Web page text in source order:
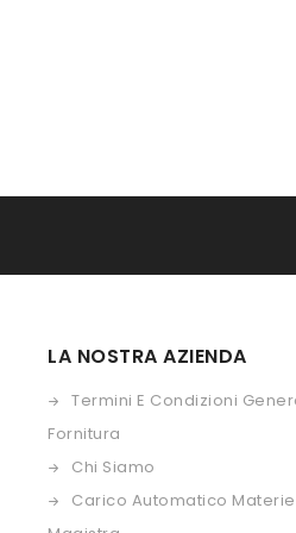
LA NOSTRA AZIENDA
Termini E Condizioni
Fornitura
Chi Siamo
Carico Automatico